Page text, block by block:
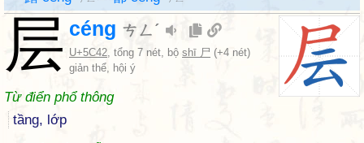
层 céng ㄘㄥˊ
U+5C42, tổng 7 nét, bộ shī 尸 (+4 nét)
giản thể, hội ý
Từ điển phổ thông
tầng, lớp